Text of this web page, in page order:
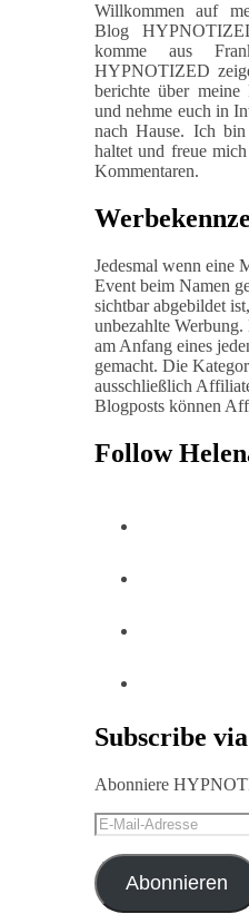
Willkommen auf
Blog
komme aus
HYPNOTIZED
berichte über
und nehme euch in
nach Hause. Ich
haltet und freue
Kommentaren.
Jedesmal wenn eine
Event beim Namen
sichtbar abgebildet
unbezahlte
am Anfang eines
gemacht. Die
ausschließlich
Blogposts können
Follow
Subscribe
Abonniere
E-
Mail-
Adresse
Abonnieren